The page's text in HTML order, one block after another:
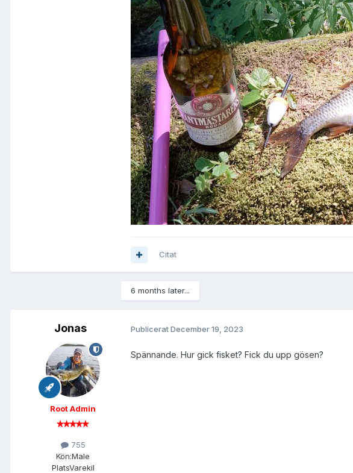
Citat
6 months later...
Jonas
Root Admin
755
Kön:Male
PlatsVarekil
PubliceratDecember 19, 2023
Spännande. Hur gick fisket? Fick du upp gösen?